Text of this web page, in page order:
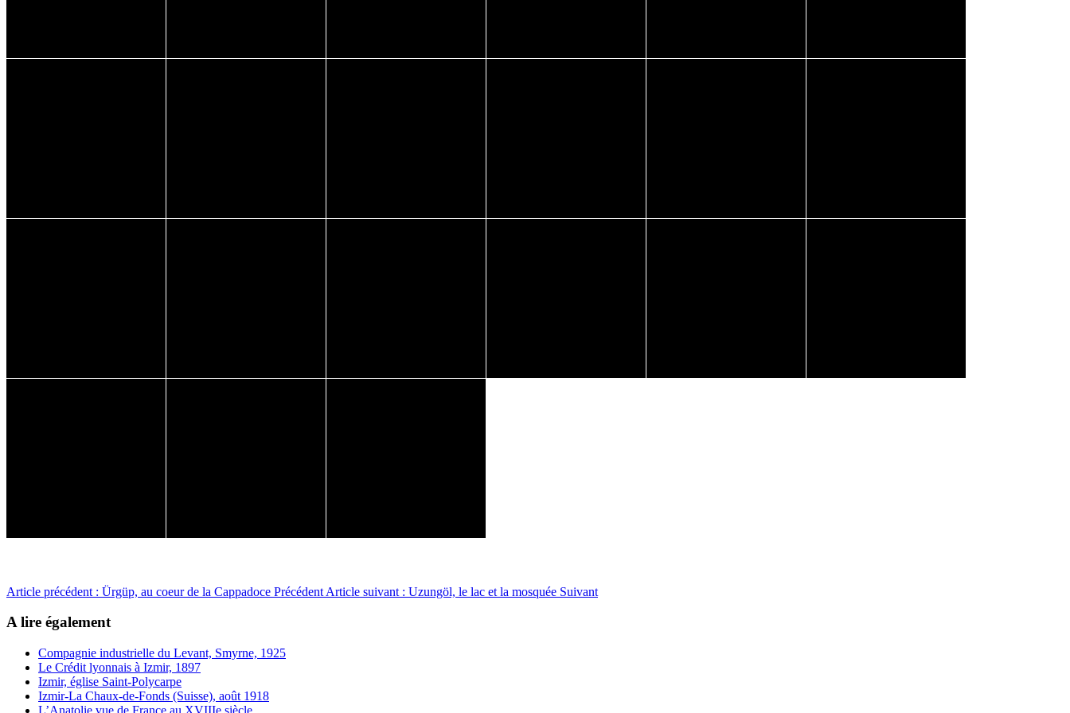
Article précédent : Ürgüp, au coeur de la Cappadoce Précédent Article suivant : Uzungöl, le lac et la mosquée Suivant
A lire également
Compagnie industrielle du Levant, Smyrne, 1925
Le Crédit lyonnais à Izmir, 1897
Izmir, église Saint-Polycarpe
Izmir-La Chaux-de-Fonds (Suisse), août 1918
L’Anatolie vue de France au XVIIIe siècle